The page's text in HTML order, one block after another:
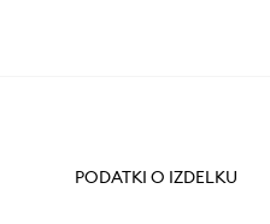
PODATKI O IZDELKU